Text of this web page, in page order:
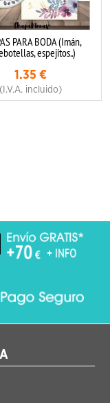
PARA BODA (Imán,
espejitos..)
1.35 €
(I.V.A. incluido)